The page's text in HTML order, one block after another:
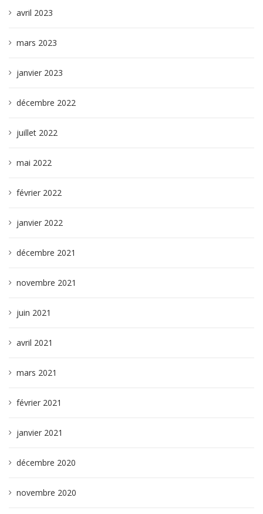
avril 2023
mars 2023
janvier 2023
décembre 2022
juillet 2022
mai 2022
février 2022
janvier 2022
décembre 2021
novembre 2021
juin 2021
avril 2021
mars 2021
février 2021
janvier 2021
décembre 2020
novembre 2020